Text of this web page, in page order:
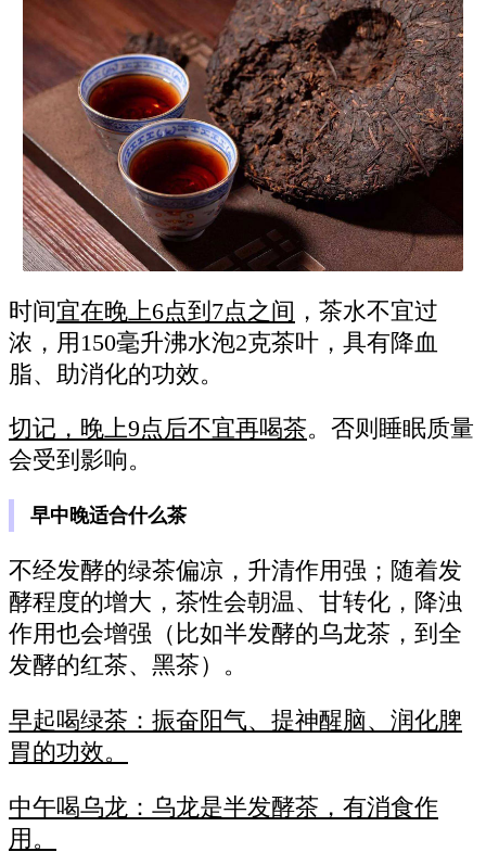
时间宜在晚上6点到7点之间 ，茶水不宜过
浓，用150毫升沸水泡2克茶叶，具有降血
脂、助消化的功效。
切记，晚上9点后不宜再喝茶。否则睡眠质量
会受到影响。
早中晚适合什么茶
不经发酵的绿茶偏凉，升清作用强；随着发
酵程度的增大，茶性会朝温、甘转化，降浊
作用也会增强（比如半发酵的乌龙茶，到全
发酵的红茶、黑茶）。
早起喝绿茶：振奋阳气、提神醒脑、润化脾
胃的功效。
中午喝乌龙：乌龙是半发酵茶，有消食作
用。